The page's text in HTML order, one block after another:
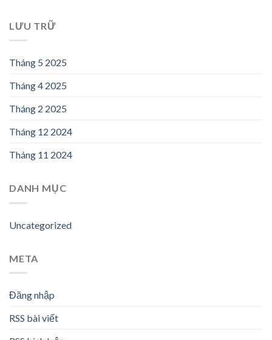
LƯU TRỮ
Tháng 5 2025
Tháng 4 2025
Tháng 2 2025
Tháng 12 2024
Tháng 11 2024
DANH MỤC
Uncategorized
META
Đăng nhập
RSS bài viết